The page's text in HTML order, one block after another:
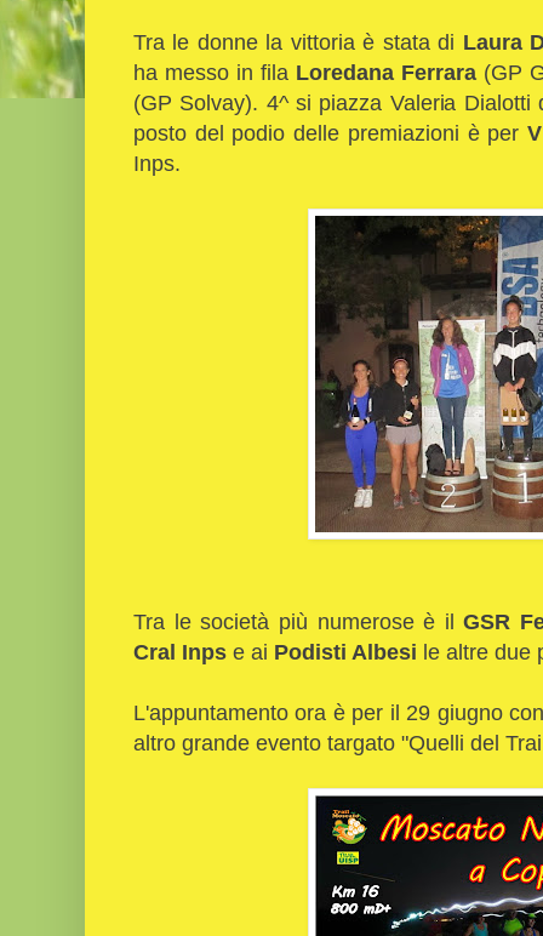
Tra le donne la vittoria è stata di Laura
ha messo in fila Loredana Ferrara (GP
(GP Solvay). 4^ si piazza Valeria
posto del podio delle premiazioni è per
Inps.
Tra le società più numerose è ilGSR
Cral Inps e ai Podisti Albesi le altre due
L'appuntamento ora è per il 29 giugno
altro grande evento targato "Quelli del